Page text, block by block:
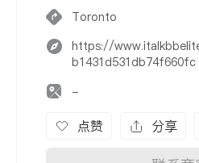
Toronto
https://
b1431d531db74f660fc
-
点赞 分享